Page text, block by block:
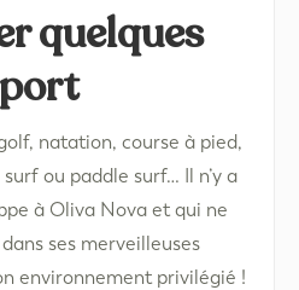
quelques
natation, course à pied,
ou paddle surf… Il n’y a
à Oliva Nova et qui ne
ses merveilleuses
environnement privilégié !